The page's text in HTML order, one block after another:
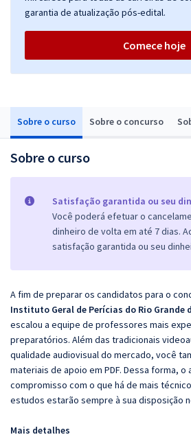
Sobre o curso Sobre o concurso
Sobre o curso
Satisfação garantida ou seu
Você poderá efetuar o
dinheiro de volta em até 7 dias.
satisfação garantida ou seu
A fim de preparar os candidatos para o
Instituto Geral de Perícias do Rio Grande
escalou a equipe de professores mais
preparatórios. Além das tradicionais
qualidade audiovisual do mercado, você
materiais de apoio em PDF. Dessa forma, o
compromisso com o que há de mais
estudos estarão sempre à sua disposição
Mais detalhes
garantia de atualização pós-edital.
Comece hoje